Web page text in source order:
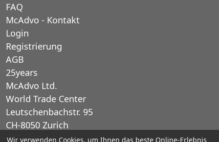
FAQ
McAdvo - Kontakt
Login
Registrierung
AGB
25years
McAdvo Ltd.
World Trade Center
Leutschenbachstr. 95
CH-8050 Zurich
Schweiz
Wir verwenden Cookies, um Ihnen das beste Online-Erlebnis